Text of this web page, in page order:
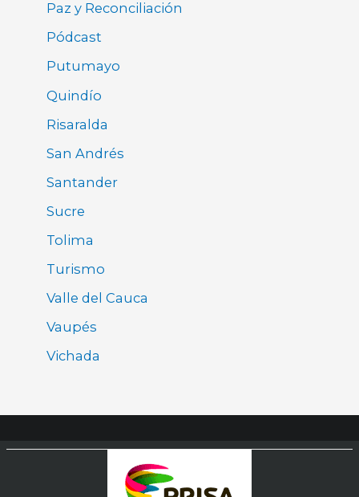
Paz y Reconciliación
Pódcast
Putumayo
Quindío
Risaralda
San Andrés
Santander
Sucre
Tolima
Turismo
Valle del Cauca
Vaupés
Vichada